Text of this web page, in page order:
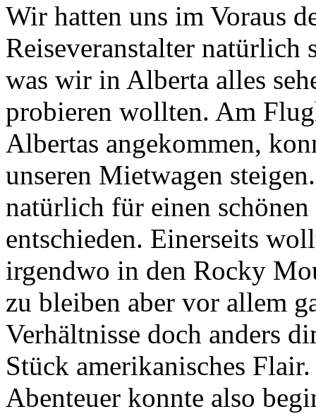
Wir hatten uns im Voraus
Reiseveranstalter natürlich
was wir in Alberta alles
probieren wollten. Am
Albertas angekommen,
unseren Mietwagen
natürlich für einen
entschieden. Einerseits
irgendwo in den Rocky
zu bleiben aber vor allem
Verhältnisse doch anders
Stück amerikanisches
Abenteuer konnte also